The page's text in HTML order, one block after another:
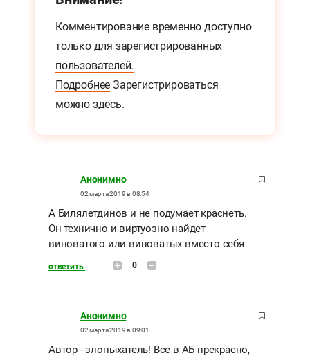
Комментирование временно доступно
только для зарегистрированных
пользователей.
Подробнее Зарегистрироваться
можно здесь.
Анонимно
02 марта 2019 в 08:54
А Билялетдинов и не подумает краснеть.
Он технично и виртуозно найдет
виноватого или виноватых вместо себя
ответить 0
Анонимно
02 марта 2019 в 09:01
Автор - злопыхатель! Все в АБ прекрасно,